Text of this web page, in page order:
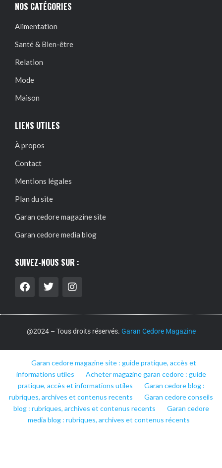
NOS CATÉGORIES
Alimentation
Santé & Bien-être
Relation
Mode
Maison
LIENS UTILES
À propos
Contact
Mentions légales
Plan du site
Garan cedore magazine site
Garan cedore media blog
SUIVEZ-NOUS SUR :
@2024 – Tous droits réservés. Garan Cedore Magazine
Garan cedore magazine site : guide pratique, accès et
informations utiles
Acheter magazine garan cedore : guide
pratique, accès et informations utiles
Garan cedore blog :
rubriques, archives et contenus recents
Garan cedore conseils
blog : rubriques, archives et contenus recents
Garan cedore
media blog : rubriques, archives et contenus récents